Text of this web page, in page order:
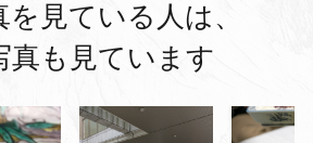
を見ている人は、
真も見ています